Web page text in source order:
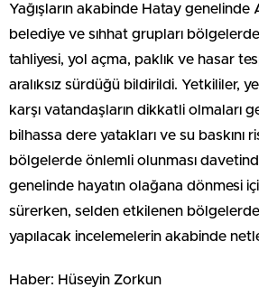
Yağışların akabinde Hatay genelinde
belediye ve sıhhat grupları
tahliyesi, yol açma, paklık ve hasar
aralıksız sürdüğü bildirildi. Yetkililer,
karşı vatandaşların dikkatli olmaları
bilhassa dere yatakları ve su baskını
bölgelerde önlemli olunması
genelinde hayatın olağana dönmesi
sürerken, selden etkilenen
yapılacak incelemelerin akabinde
Haber: Hüseyin Zorkun